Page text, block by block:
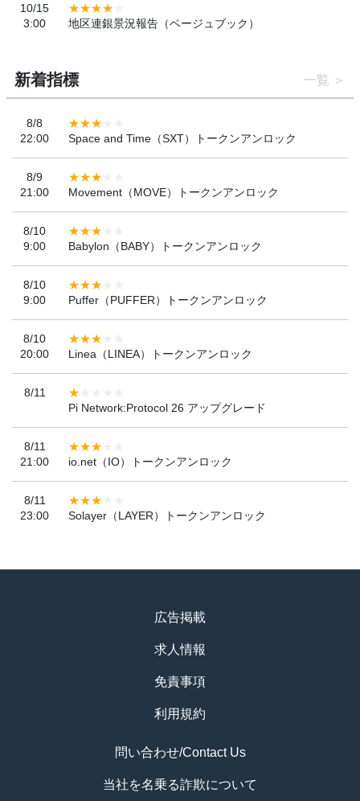
10/15
3:00
地区連銀景況報告（ベージュブック）
新着指標 一覧
8/8
22:00
Space and Time（SXT）トークンアンロック
8/9
21:00
Movement（MOVE）トークンアンロック
8/10
9:00
Babylon（BABY）トークンアンロック
8/10
9:00
Puffer（PUFFER）トークンアンロック
8/10
20:00
Linea（LINEA）トークンアンロック
8/11
Pi Network:Protocol 26 アップグレード
8/11
21:00
io.net（IO）トークンアンロック
8/11
23:00
Solayer（LAYER）トークンアンロック
広告掲載
求人情報
免責事項
利用規約
問い合わせ/Contact Us
当社を名乗る詐欺について